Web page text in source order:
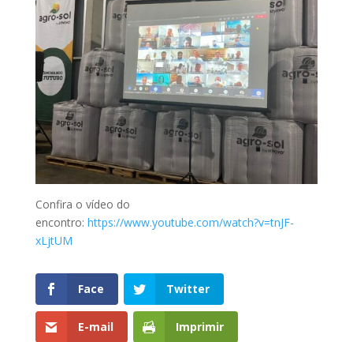
Confira o vídeo do
encontro: https://www.youtube.com/watch?v=tnJF-
xLjtUM
Face Twitter
E-mail Imprimir